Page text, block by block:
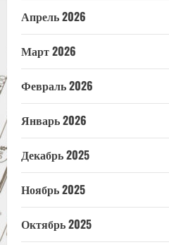
Апрель 2026
Март 2026
Февраль 2026
Январь 2026
Декабрь 2025
Ноябрь 2025
Октябрь 2025